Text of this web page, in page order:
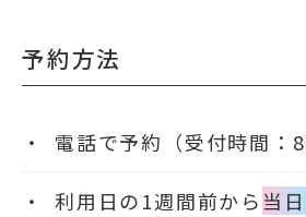
予約方法
電話で予約（受付時間：
利用日の1週間前から 当